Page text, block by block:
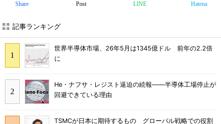
Share Post LINE Hatena
記事ランキング
世界半導体市場、26年5月は1345億ドル 前年の2.2倍
に
He・ナフサ・レジスト逼迫の続報――半導体工場停止が
回避できている理由
TSMCが日本に期待するもの グローバル戦略での役割